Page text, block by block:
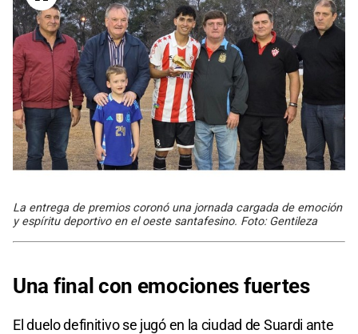
La entrega de premios coronó una jornada cargada de emoción
y espíritu deportivo en el oeste santafesino. Foto: Gentileza
Una final con emociones fuertes
El duelo definitivo se jugó en la ciudad de Suardi ante